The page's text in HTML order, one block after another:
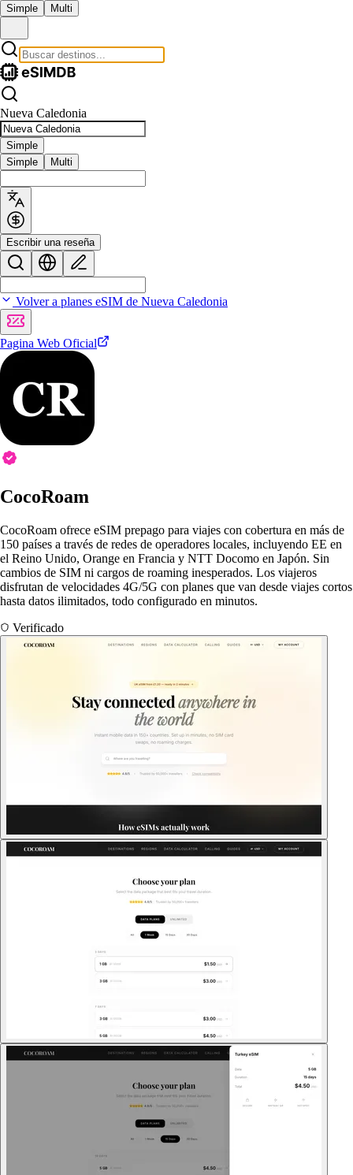
Simple Multi
Nueva Caledonia
Simple
Simple
Multi
Escribir una reseña
Volver a planes eSIM de Nueva Caledonia
Pagina Web Oficial
CocoRoam
CocoRoam ofrece eSIM prepago para viajes con cobertura en más de
150 países a través de redes de operadores locales, incluyendo EE en
el Reino Unido, Orange en Francia y NTT Docomo en Japón. Sin
cambios de SIM ni cargos de roaming inesperados. Los viajeros
disfrutan de velocidades 4G/5G con planes que van desde viajes cortos
hasta datos ilimitados, todo configurado en minutos.
Verificado